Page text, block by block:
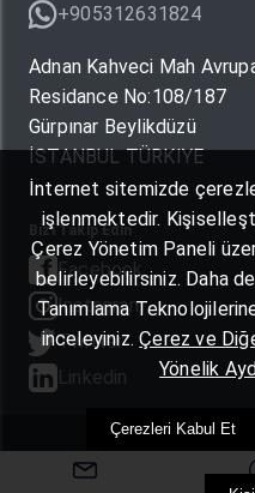
+905312631824
Adnan Kahveci Mah
Residance No:108/187
Gürpınar Beylikdüzü
İSTANBUL TÜRKIYE
Bizi Takip Edin
Facebook
Instagram
Twitter
Linkedin
© 2026 Global Pozitif
İnternet sitemizde
işlenmektedir.
Çerez Yönetim Paneli
belirleyebilirsiniz. Daha
Tanımlama
inceleyiniz.Çerez ve
Yönelik
Çerezleri Kabul Et